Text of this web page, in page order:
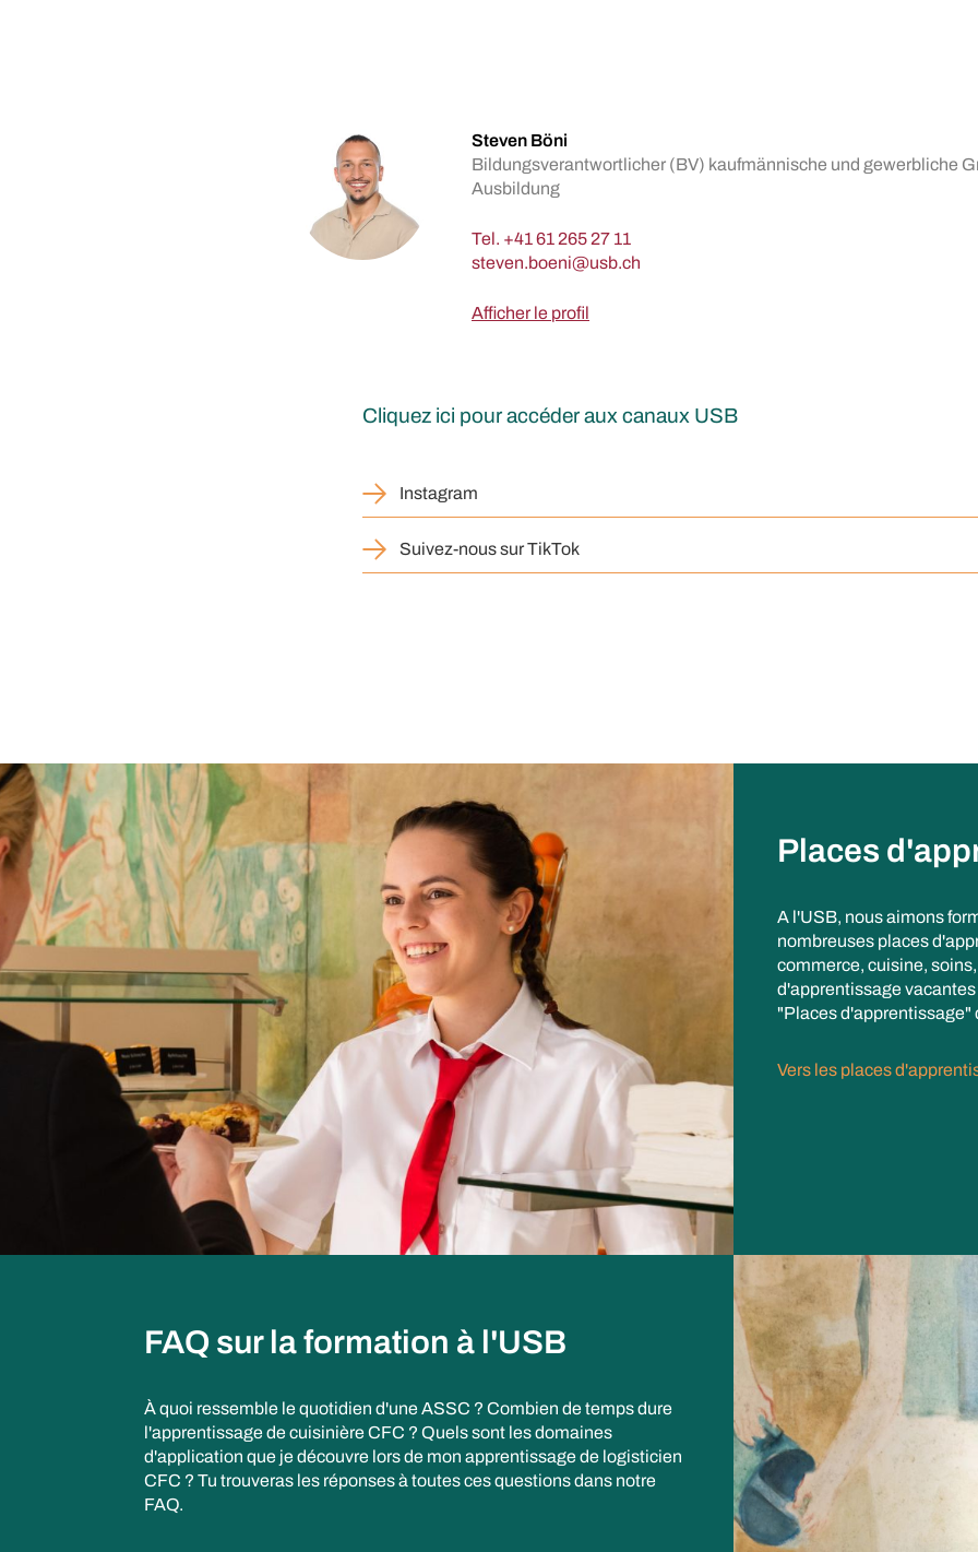
Steven Böni
Bildungsverantwortlicher (BV) kaufmännische und gewerbliche
Ausbildung
Tel. +41 61 265 27 11
Afficher le profil
Cliquez ici pour accéder aux canaux USB
Instagram
Suivez-nous sur TikTok
Places
A l'USB, nous aimons
nombreuses places
commerce, cuisine,
d'apprentissage
"Places d'apprentissage"
Vers les places
FAQ sur la formation à l'USB
À quoi ressemble le quotidien d'une ASSC ? Combien de temps dure
l'apprentissage de cuisinière CFC ? Quels sont les domaines
d'application que je découvre lors de mon apprentissage de logisticien
CFC ? Tu trouveras les réponses à toutes ces questions dans notre
FAQ.